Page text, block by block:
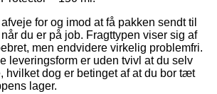
for og imod at få pakken sendt til
du er på job. Fragttypen viser sig af
men endvidere virkelig problemfri.
leveringsform er uden tvivl at du selv
hvilket dog er betinget af at du bor tæt
lager.